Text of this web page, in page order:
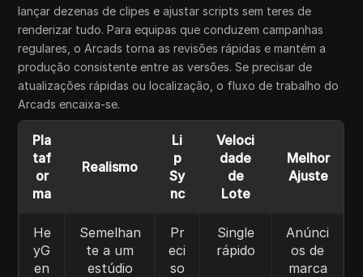
lançar dezenas de clipes e ajustar scripts sem teres de
renderizar tudo. Para equipas que conduzem campanhas
regulares, o Arcads torna as revisões rápidas e mantém a
produção consistente entre as versões. Se precisar de
atualizações rápidas ou localização, o fluxo de trabalho do
Arcads encaixa-se.
Pla
taf
or
ma
Realismo
Li
p
Sy
nc
Veloci
dade
de
Lote
Melhor
Ajuste
He
yG
en
Semelhan
te a um
estúdio
Pr
eci
so
Single
rápido
Anúnci
os de
marca